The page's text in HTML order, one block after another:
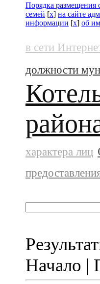
Порядка размещения
семей [x] на сайте
информации [x] об
в сети
должности
характера лиц
Начало |